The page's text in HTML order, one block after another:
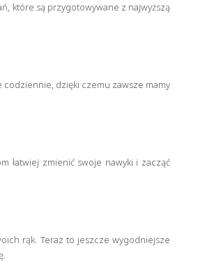
które są przygotowywane z najwyższą
dzięki czemu zawsze mamy
łatwiej zmienić swoje nawyki i zacząć
rąk. Teraz to jeszcze wygodniejsze